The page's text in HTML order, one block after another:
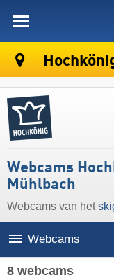
Hochkönig
Webcams
Mühlbach
Webcams van het
Webcams
8 webcams